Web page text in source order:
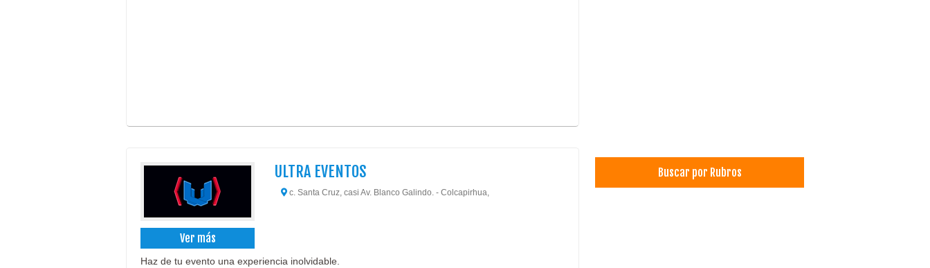
Ver más
ULTRA EVENTOS
c. Santa Cruz, casi Av. Blanco Galindo. - Colcapirhua,
Haz de tu evento una experiencia inolvidable.
Buscar por Rubros